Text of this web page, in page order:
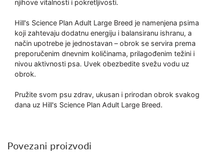
njihove vitalnosti i pokretljivosti.
Hill's Science Plan Adult Large Breed je namenjena psima
koji zahtevaju dodatnu energiju i balansiranu ishranu, a
način upotrebe je jednostavan – obrok se servira prema
preporučenim dnevnim količinama, prilagođenim težini i
nivou aktivnosti psa. Uvek obezbedite svežu vodu uz
obrok.
Pružite svom psu zdrav, ukusan i prirodan obrok svakog
dana uz Hill's Science Plan Adult Large Breed.
Povezani proizvodi